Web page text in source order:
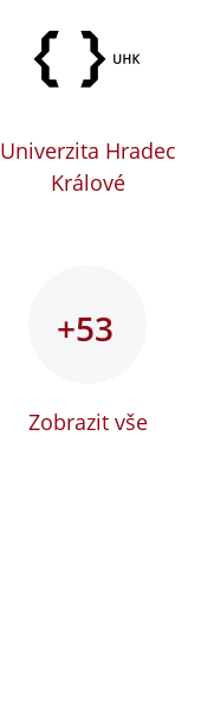
Univerzita Hradec
Králové
+53
Zobrazit vše